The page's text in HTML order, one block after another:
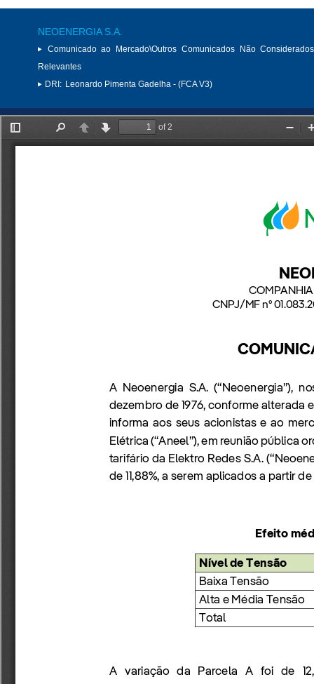
NEOENERGIA S.A.
Comunicado ao Mercado\Outros Comunicados Não
Relevantes
DRI: Leonardo Pimenta Gadelha - (FCA V3)